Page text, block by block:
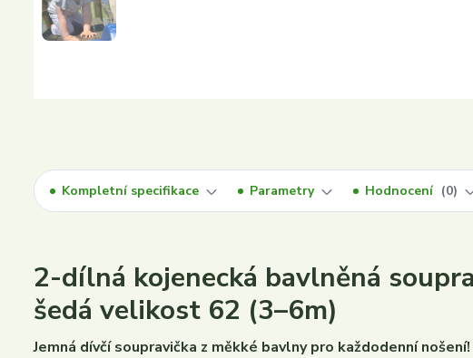
Kompletní specifikace Parametry Hodnocení 0
2-dílná kojenecká bavlněná
šedá velikost 62 (3–6m)
Jemná dívčí soupravička z měkké bavlny pro každodenní nošení!